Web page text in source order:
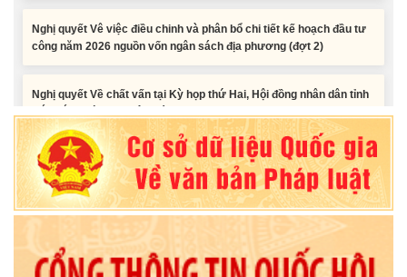
Nghị quyết Xác nhận kết quả bầu Ủy viên Ủy ban nhân dân tỉnh
Đắk Lắk khoá XI, nhiệm kỳ 2026 - 2031